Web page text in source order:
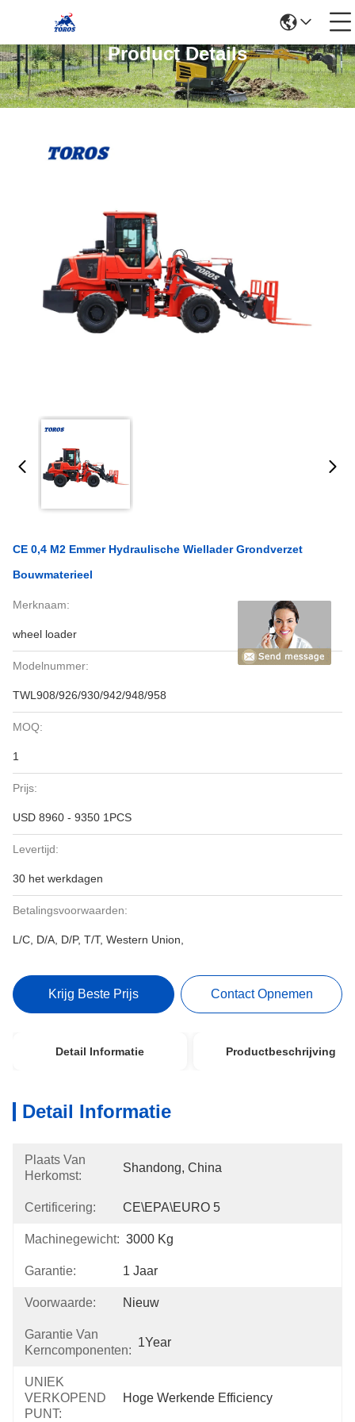
Product Details
CE 0,4 M2 Emmer Hydraulische Wiellader Grondverzet
Bouwmaterieel
Merknaam:
wheel loader
Modelnummer:
TWL908/926/930/942/948/958
MOQ:
1
Prijs:
USD 8960 - 9350 1PCS
Levertijd:
30 het werkdagen
Betalingsvoorwaarden:
L/C, D/A, D/P, T/T, Western Union,
Krijg Beste Prijs Contact Opnemen
Detail Informatie Productbeschrijving
Detail Informatie
Plaats Van
Herkomst:
Shandong, China
Certificering: CE\EPA\EURO 5
Machinegewicht: 3000 Kg
Garantie: 1 Jaar
Voorwaarde: Nieuw
Garantie Van
Kerncomponenten:
1Year
UNIEK
VERKOPEND
PUNT:
Hoge Werkende Efficiency